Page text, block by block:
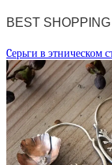
BEST SHOPPING
Cерьги в этническом